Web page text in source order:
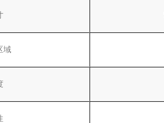
域